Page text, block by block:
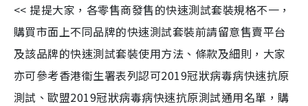
<< 提提大家，各零售商發售的快速測試套裝規格不一，
購買市面上不同品牌的快速測試套裝前請留意售賣平台
及該品牌的快速測試套裝使用方法、條款及細則，大家
亦可參考香港衞生署表列認可2019冠狀病毒病快速抗原
測試、歐盟2019冠狀病毒病快速抗原測試通用名單，購